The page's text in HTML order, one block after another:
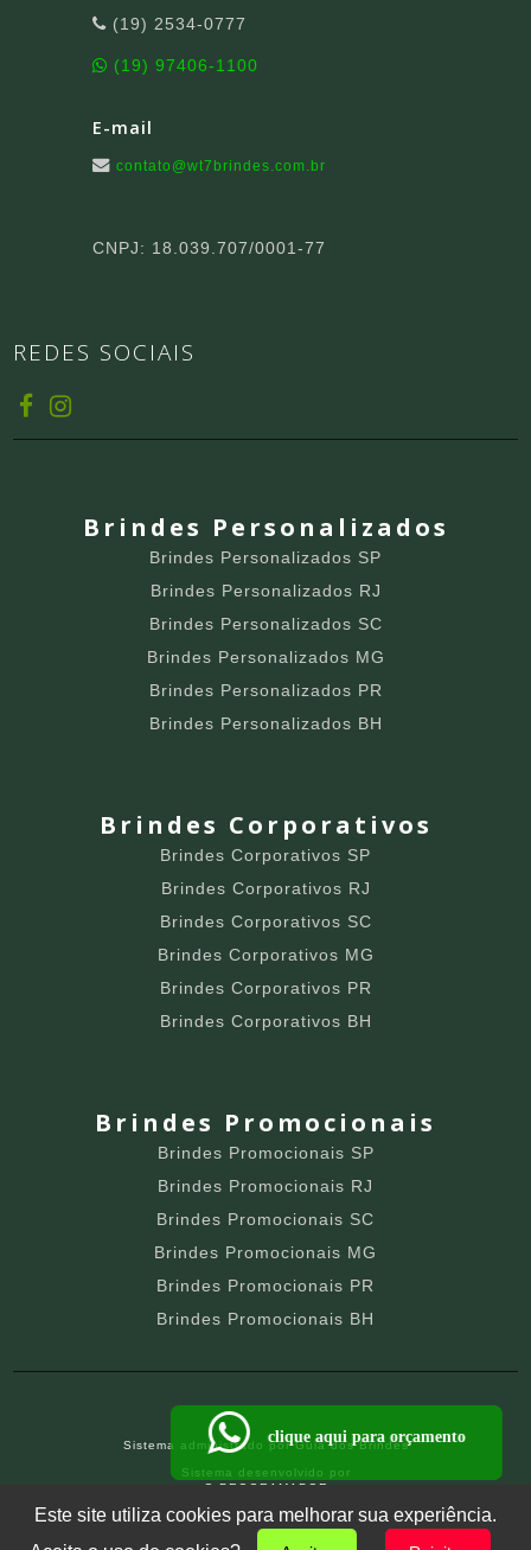
(19) 2534-0777
(19) 97406-1100
E-mail
contato@wt7brindes.com.br
CNPJ: 18.039.707/0001-77
REDES SOCIAIS
Brindes Personalizados
Brindes Personalizados SP
Brindes Personalizados RJ
Brindes Personalizados SC
Brindes Personalizados MG
Brindes Personalizados PR
Brindes Personalizados BH
Brindes Corporativos
Brindes Corporativos SP
Brindes Corporativos RJ
Brindes Corporativos SC
Brindes Corporativos MG
Brindes Corporativos PR
Brindes Corporativos BH
Brindes Promocionais
Brindes Promocionais SP
Brindes Promocionais RJ
Brindes Promocionais SC
Brindes Promocionais MG
Brindes Promocionais PR
Brindes Promocionais BH
Sistema administrado porGuia dos Brindes
Sistema desenvolvido por
O PROGRAMADOR
clique aqui para orçamento
Este site utiliza cookies para melhorar sua experiência.